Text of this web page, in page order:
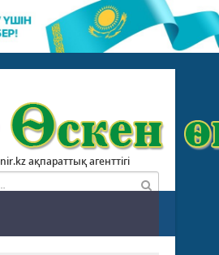
ақпараттық агенттігі